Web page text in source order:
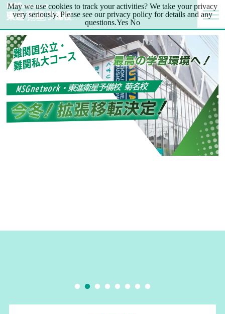
May we use cookies to track your activities? We take your privacy
very seriously. Please see our privacy policy for details and any
questions.Yes No